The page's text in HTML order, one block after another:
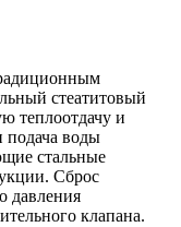
стеатитовый
теплоотдачу и
подача воды
стальные
Сброс
давления
клапана.